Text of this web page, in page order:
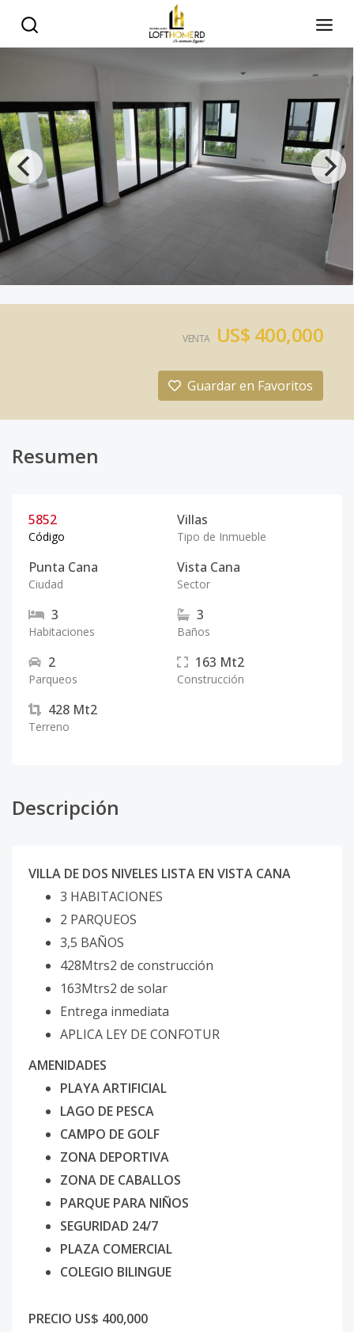
VENTA US$ 400,000
Guardar en Favoritos
Resumen
5852
Código
Villas
Tipo de Inmueble
Punta Cana
Ciudad
Vista Cana
Sector
3
Habitaciones
3
Baños
2
Parqueos
163 Mt2
Construcción
428 Mt2
Terreno
Descripción
VILLA DE DOS NIVELES LISTA EN VISTA CANA
3 HABITACIONES
2 PARQUEOS
3,5 BAÑOS
428Mtrs2 de construcción
163Mtrs2 de solar
Entrega inmediata
APLICA LEY DE CONFOTUR
AMENIDADES
PLAYA ARTIFICIAL
LAGO DE PESCA
CAMPO DE GOLF
ZONA DEPORTIVA
ZONA DE CABALLOS
PARQUE PARA NIÑOS
SEGURIDAD 24/7
PLAZA COMERCIAL
COLEGIO BILINGUE
PRECIO US$ 400,000